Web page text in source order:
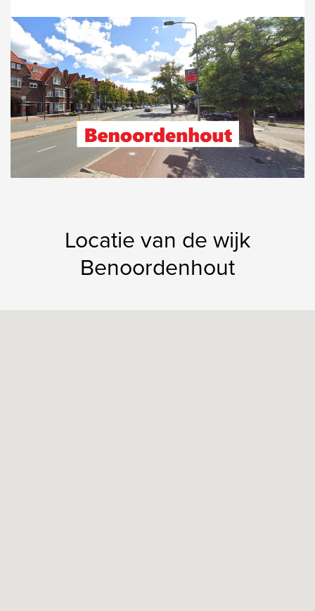
Locatie van de wijk
Benoordenhout